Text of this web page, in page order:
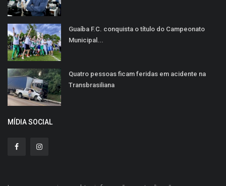
Guaíba F.C. conquista o título do Campeonato
Municipal...
Quatro pessoas ficam feridas em acidente na
Transbrasiliana
MÍDIA SOCIAL